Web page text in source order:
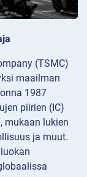
(TSMC)
maailman
1987
piirien (IC)
mukaan lukien
ja muut.